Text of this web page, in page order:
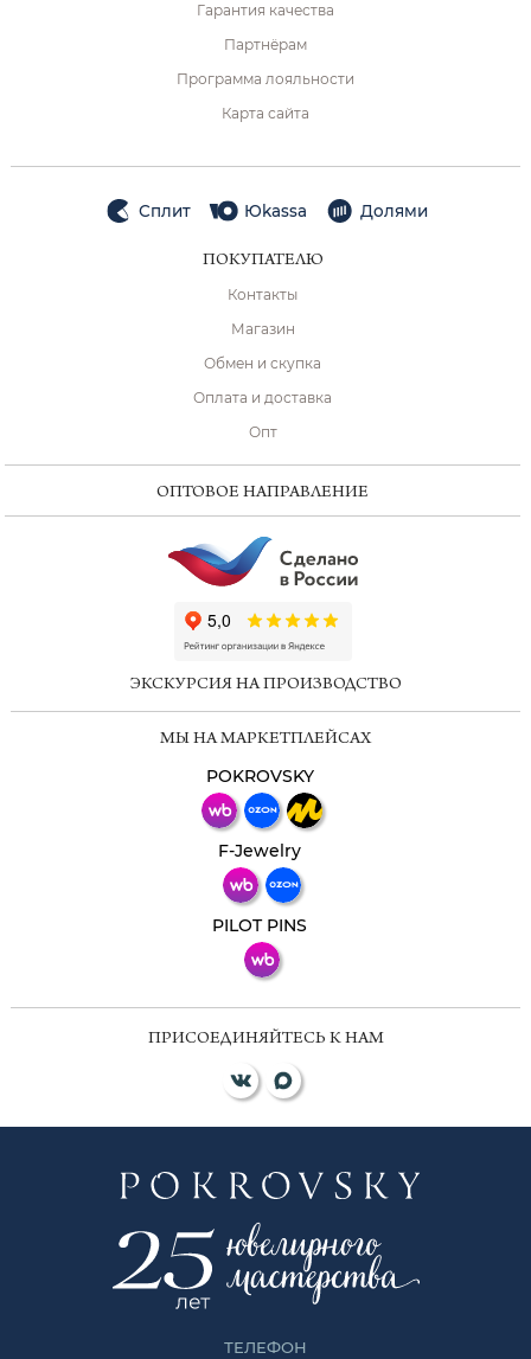
Гарантия качества
Партнёрам
Программа лояльности
Карта сайта
Сплит Юkassa Долями
ПОКУПАТЕЛЮ
Контакты
Магазин
Обмен и скупка
Оплата и доставка
Опт
ОПТОВОЕ НАПРАВЛЕНИЕ
ЭКСКУРСИЯ НА ПРОИЗВОДСТВО
МЫ НА МАРКЕТПЛЕЙСАХ
POKROVSKY
F-Jewelry
PILOT PINS
ПРИСОЕДИНЯЙТЕСЬ К НАМ
ТЕЛЕФОН